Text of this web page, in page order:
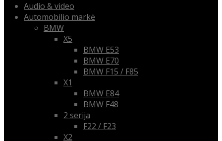
Audio & video
Automobilio markė
BMW
X5
BMW E53
BMW E70
BMW F15 / F85
X1
BMW E84
BMW F48
2 serija
F22 / F23
X2